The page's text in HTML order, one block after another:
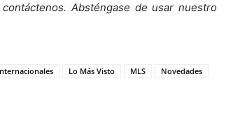
Absténgase de usar nuestro
Lo Más Visto MLS
Novedades